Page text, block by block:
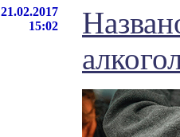
21.02.2017
15:02